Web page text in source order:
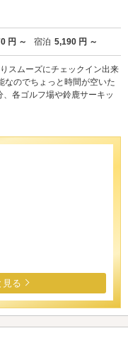
円 ～ 宿泊 5,190 円 ～
スムーズにチェックイン出来
なのでちょっと時間が空いた
各ゴルフ場や鈴鹿サーキッ
見る